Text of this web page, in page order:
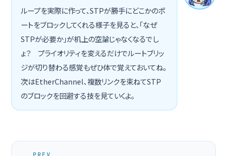
ループを実際に作って、STPが勝手にどこかのポ
ートをブロックしてくれる様子を見ると、「なぜ
STPが必要か」が机上の空論じゃなくなるでし
ょ？ プライオリティを変えるだけでルートブリッ
ジが切り替わる感覚もぜひ体で覚えておいてね。
次はEtherChannel、複数リンクを束ねてSTP
のブロックを回避する技を見ていくよ。
PREV